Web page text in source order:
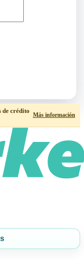
de crédito
Más información